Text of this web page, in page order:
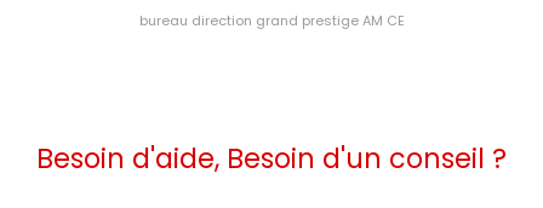
bureau direction grand prestige AM CE
Besoin d'aide, Besoin d'un conseil ?